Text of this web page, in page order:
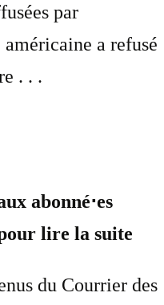
par
a refusé
. . .
abonné⋅es
lire la suite
du Courrier des